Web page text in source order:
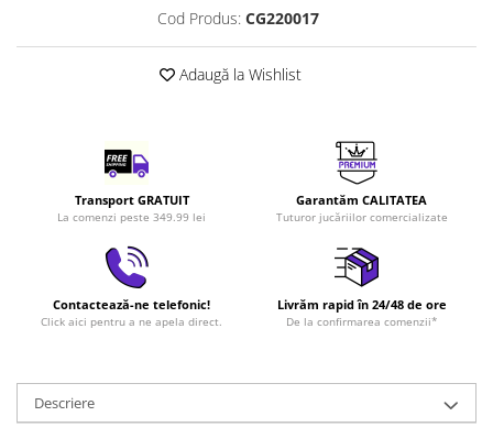
Cod Produs: CG220017
Adaugă la Wishlist
Transport GRATUIT
La comenzi peste 349.99 lei
Garantăm CALITATEA
Tuturor jucăriilor comercializate
Contactează-ne telefonic!
Click aici pentru a ne apela direct.
Livrăm rapid în 24/48 de ore
De la confirmarea comenzii*
Descriere